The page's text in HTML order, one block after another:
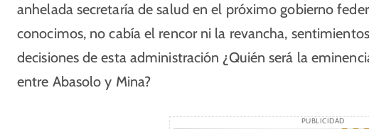
anhelada secretaría de salud en el próximo gobierno
conocimos, no cabía el rencor ni la revancha,
decisiones de esta administración ¿Quién será la
entre Abasolo y Mina?
PUBLICIDAD